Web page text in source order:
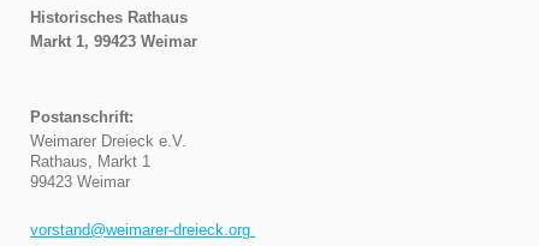
Historisches Rathaus
Markt 1, 99423 Weimar
Postanschrift:
Weimarer Dreieck e.V.
Rathaus, Markt 1
99423 Weimar
vorstand@weimarer-dreieck.org